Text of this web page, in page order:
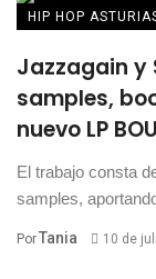
HIP HOP
Jazzagain y
samples,
nuevo LP
El trabajo consta
samples,
PorTania 10 de